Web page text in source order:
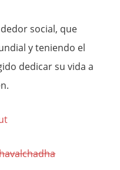
social, que
y teniendo el
dedicar su vida a